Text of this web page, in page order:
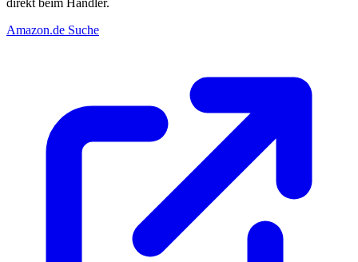
direkt beim Händler.
Amazon.de Suche